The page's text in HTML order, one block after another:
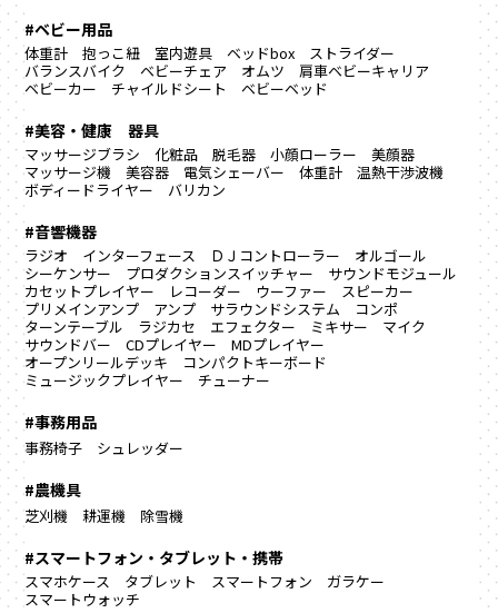
#ベビー用品
体重計 抱っこ紐 室内遊具 ベッドbox
ストライダー
バランスバイク
ベビーチェア オムツ
肩車ベビーキャリア
ベビーカー
チャイルドシート ベビーベッド
#美容・健康 器具
マッサージブラシ 化粧品 脱毛器 小顔ローラー
美顔器
マッサージ機
美容器 電気シェーバー 体重計
温熱干渉波機
ボディードライヤー
バリカン
#音響機器
ラジオ インターフェース ＤＪコントローラー
オルゴール
シーケンサー
プロダクションスイッチャー
サウンドモジュール
カセットプレイヤー
レコーダー ウーファー
スピーカー
プリメインアンプ
アンプ サラウンドシステム
コンポ
ターンテーブル
ラジカセ エフェクター ミキサー
マイク
サウンドバー
CDプレイヤー
MDプレイヤー
オープンリールデッキ
コンパクトキーボード
ミュージックプレイヤー
チューナー
#事務用品
事務椅子 シュレッダー
#農機具
芝刈機 耕運機 除雪機
#スマートフォン・タブレット・携帯
スマホケース タブレット スマートフォン
ガラケー
スマートウォッチ